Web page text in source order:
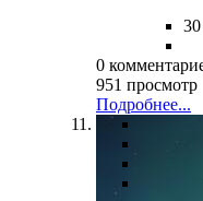
0
951 просмотр
Подробнее...